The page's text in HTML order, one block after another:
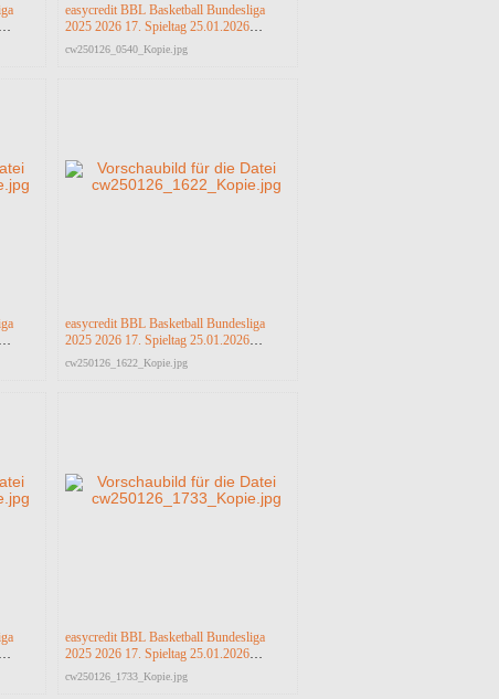
easycredit BBL Basketball Bundesliga
2025 2026 17. Spieltag 25.01.2026
Science City Jena vs RASTA Vechta
cw250126_0540_Kopie.jpg
easycredit BBL Basketball Bundesliga
2025 2026 17. Spieltag 25.01.2026
Science City Jena vs RASTA Vechta
cw250126_1622_Kopie.jpg
easycredit BBL Basketball Bundesliga
2025 2026 17. Spieltag 25.01.2026
Science City Jena vs RASTA Vechta
cw250126_1733_Kopie.jpg